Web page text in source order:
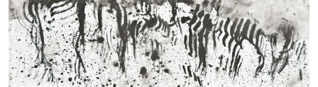
Bio
Books